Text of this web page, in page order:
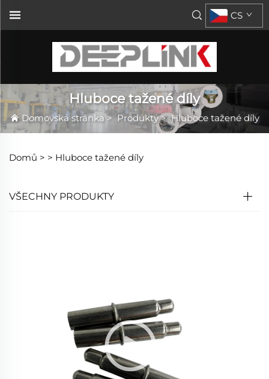
CS
Hluboce tažené díly
Domovská stránka>Produkty>Hluboce tažené díly
Domů > > Hluboce tažené díly
VŠECHNY PRODUKTY